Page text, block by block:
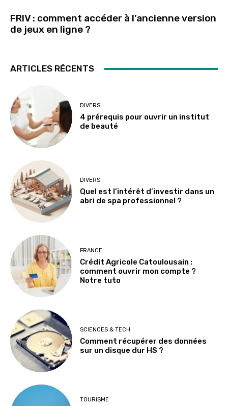
FRIV : comment accéder à l’ancienne version
de jeux en ligne ?
ARTICLES RÉCENTS
DIVERS
4 prérequis pour ouvrir un institut
de beauté
DIVERS
Quel est l’intérêt d’investir dans un
abri de spa professionnel ?
FRANCE
Crédit Agricole Catoulousain :
comment ouvrir mon compte ?
Notre tuto
SCIENCES & TECH
Comment récupérer des données
sur un disque dur HS ?
TOURISME